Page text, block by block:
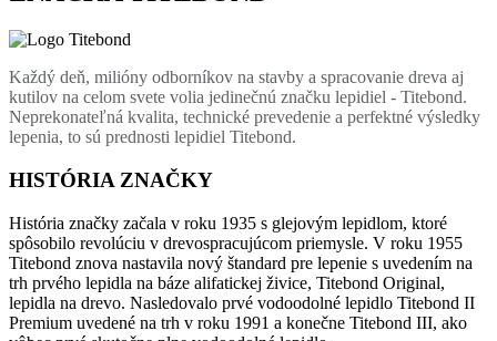
Každý deň, milióny odborníkov na stavby a spracovanie dreva aj
kutilov na celom svete volia jedinečnú značku lepidiel - Titebond.
Neprekonateľná kvalita, technické prevedenie a perfektné výsledky
lepenia, to sú prednosti lepidiel Titebond.
HISTÓRIA ZNAČKY
História značky začala v roku 1935 s glejovým lepidlom, ktoré
spôsobilo revolúciu v drevospracujúcom priemysle. V roku 1955
Titebond znova nastavila nový štandard pre lepenie s uvedením na
trh prvého lepidla na báze alifatickej živice, Titebond Original,
lepidla na drevo. Nasledovalo prvé vodoodolné lepidlo Titebond II
Premium uvedené na trh v roku 1991 a konečne Titebond III, ako